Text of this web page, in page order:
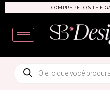
conteúdo
COMPRE PELO SITE E
search